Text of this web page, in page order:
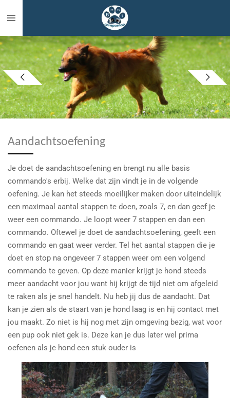
direct
naar
de
hoofdinhoud
Aandachtsoefening
Je doet de aandachtsoefening en brengt nu alle basis
commando's erbij. Welke dat zijn vindt je in de volgende
oefening. Je kan het steeds moeilijker maken door uiteindelijk
een maximaal aantal stappen te doen, zoals 7, en dan geef je
weer een commando. Je loopt weer 7 stappen en dan een
commando. Oftewel je doet de aandachtsoefening, geeft een
commando en gaat weer verder. Tel het aantal stappen die je
doet en stop na ongeveer 7 stappen weer om een volgend
commando te geven. Op deze manier krijgt je hond steeds
meer aandacht voor jou want hij krijgt de tijd niet om afgeleid
te raken als je snel handelt. Nu heb jij dus de aandacht. Dat
kan je zien als de staart van je hond laag is en hij contact met
jou maakt. Zo niet is hij nog met zijn omgeving bezig, wat voor
een pup ook niet gek is. Deze kan je dus later wel prima
oefenen als je hond een stuk ouder is